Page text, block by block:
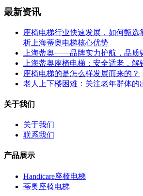
最新资讯
座椅电梯行业快速发展，如何甄选
析上海蒂奥电梯核心优势
上海蒂奥——品牌实力护航，品质
上海蒂奥座椅电梯：安全适老，解
座椅电梯的是怎么样发展而来的？
老人上下楼困难：关注老年群体的
关于我们
关于我们
联系我们
产品展示
Handicare座椅电梯
蒂奥座椅电梯